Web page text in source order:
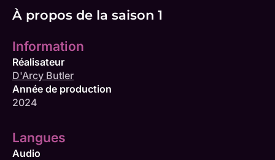
À propos de la saison 1
Information
Réalisateur
D'Arcy Butler
Année de production
2024
Langues
Audio